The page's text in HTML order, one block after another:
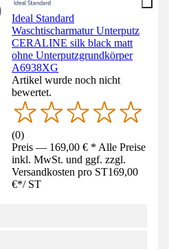
Ideal Standard
Waschtischarmatur Unterputz
CERALINE silk black matt
ohne Unterputzgrundkörper
A6938XG
Artikel wurde noch nicht
bewertet.
(0)
Preis — 169,00 € * Alle Preise
inkl. MwSt. und ggf. zzgl.
Versandkosten pro ST169,00
€*/ ST